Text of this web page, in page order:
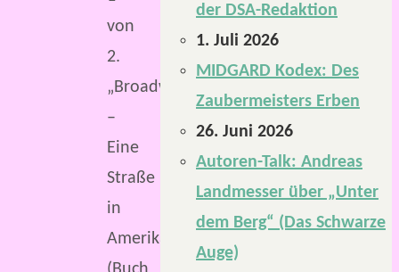
von
2.
„Broadway
–
Eine
Straße
in
Amerika
der DSA-Redaktion
1. Juli 2026
MIDGARD Kodex: Des
Zaubermeisters Erben
26. Juni 2026
Autoren-Talk: Andreas
Landmesser über „Unter
dem Berg“ (Das Schwarze
Auge)